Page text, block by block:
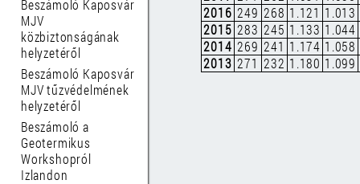
Beszámoló Kaposvár
MJV
közbiztonságának
helyzetéről
Beszámoló Kaposvár
MJV tűzvédelmének
helyzetéről
Beszámoló a
Geotermikus
Workshopról
Izlandon
2016 249 268 1.121 1.013
2015 283 245 1.133 1.044
2014 269 241 1.174 1.058
2013 271 232 1.180 1.099